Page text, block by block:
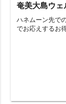
奄美大島ウ
ハネムーン先で
でお応えするお
201カット以上